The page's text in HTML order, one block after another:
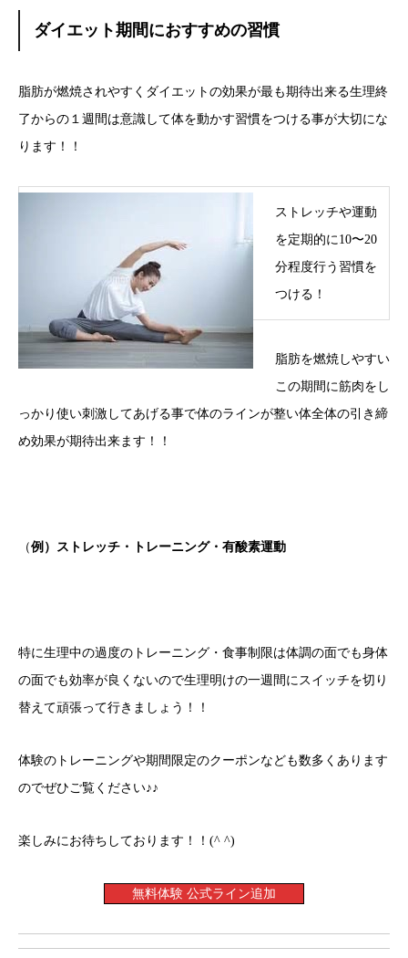
ダイエット期間におすすめの習慣
脂肪が燃焼されやすくダイエットの効果が最も期待出来る生理終
了からの１週間は意識して体を動かす習慣をつける事が大切にな
ります！！
ストレッチや運動
を定期的に10〜20
分程度行う習慣を
つける！
脂肪を燃焼しやすい
この期間に筋肉をし
っかり使い刺激してあげる事で体のラインが整い体全体の引き締
め効果が期待出来ます！！
（例）ストレッチ・トレーニング・有酸素運動
特に生理中の過度のトレーニング・食事制限は体調の面でも身体
の面でも効率が良くないので生理明けの一週間にスイッチを切り
替えて頑張って行きましょう！！
体験のトレーニングや期間限定のクーポンなども数多くあります
のでぜひご覧ください♪♪
楽しみにお待ちしております！！(^ ^)
無料体験 公式ライン追加